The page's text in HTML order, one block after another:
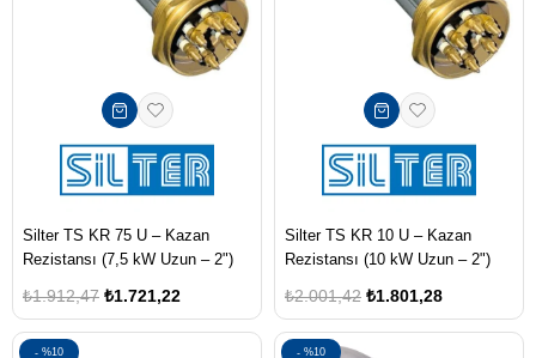
Silter TS KR 75 U – Kazan
Rezistansı (7,5 kW Uzun – 2")
₺1.721,22
₺1.912,47
Silter TS KR 10 U – Kazan
Rezistansı (10 kW Uzun – 2")
₺1.801,28
₺2.001,42
%10 %10